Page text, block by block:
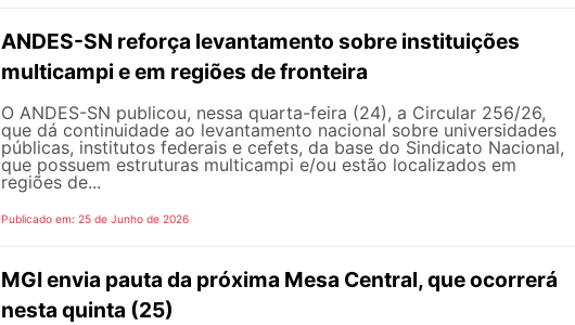
ANDES-SN reforça levantamento sobre instituições
multicampi e em regiões de fronteira
O ANDES-SN publicou, nessa quarta-feira (24), a Circular 256/26,
que dá continuidade ao levantamento nacional sobre universidades
públicas, institutos federais e cefets, da base do Sindicato Nacional,
que possuem estruturas multicampi e/ou estão localizados em
regiões de...
Publicado em: 25 de Junho de 2026
MGI envia pauta da próxima Mesa Central, que ocorrerá
nesta quinta (25)